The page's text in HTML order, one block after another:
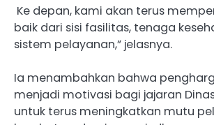
Ke depan, kami akan terus
baik dari sisi fasilitas, tenaga
sistem pelayanan,” jelasnya.
Ia menambahkan bahwa
menjadi motivasi bagi jajaran
untuk terus meningkatkan mutu